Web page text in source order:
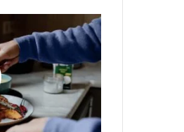
ن
ظ
ا
م
ئ